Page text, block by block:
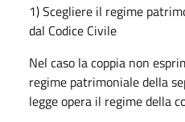
1) Scegliere il regime
dal Codice Civile
Nel caso la coppia non
regime patrimoniale della
legge opera il regime della